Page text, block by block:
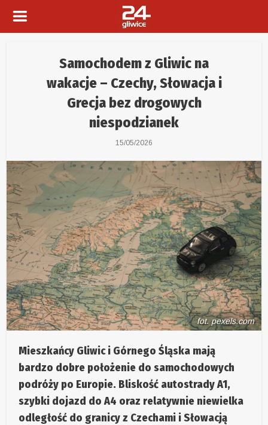
Samochodem z Gliwic na
wakacje – Czechy, Słowacja i
Grecja bez drogowych
niespodzianek
15/05/2026
fot. pexels.com
Mieszkańcy Gliwic i Górnego Śląska mają
bardzo dobre położenie do samochodowych
podróży po Europie. Bliskość autostrady A1,
szybki dojazd do A4 oraz relatywnie niewielka
odległość do granicy z Czechami i Słowacją